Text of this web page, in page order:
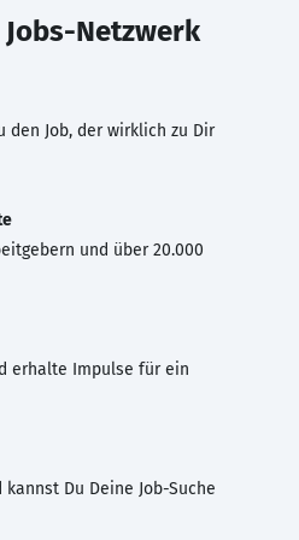
Jobs-Netzwerk
den Job, der wirklich zu Dir
und über 20.000
erhalte Impulse für ein
Du Deine Job-Suche